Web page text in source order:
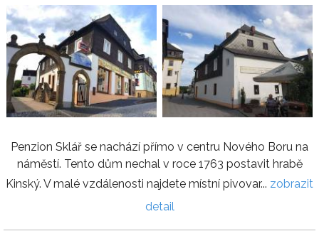
Penzion Sklář se nachází přímo v centru Nového Boru na
náměstí. Tento dům nechal v roce 1763 postavit hrabě
Kinský. V malé vzdálenosti najdete místní pivovar... zobrazit
detail